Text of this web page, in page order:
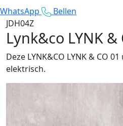
WhatsApp
Bellen
JDH04Z
Lynk&co LYNK &
Deze LYNK&CO LYNK & CO
elektrisch.